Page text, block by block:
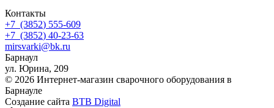
Контакты
+7 (3852) 555-609
+7 (3852) 40-23-63
mirsvarki@bk.ru
Барнаул
ул. Юрина, 209
© 2026 Интернет-магазин сварочного оборудования в
Барнауле
Создание сайта BTB Digital